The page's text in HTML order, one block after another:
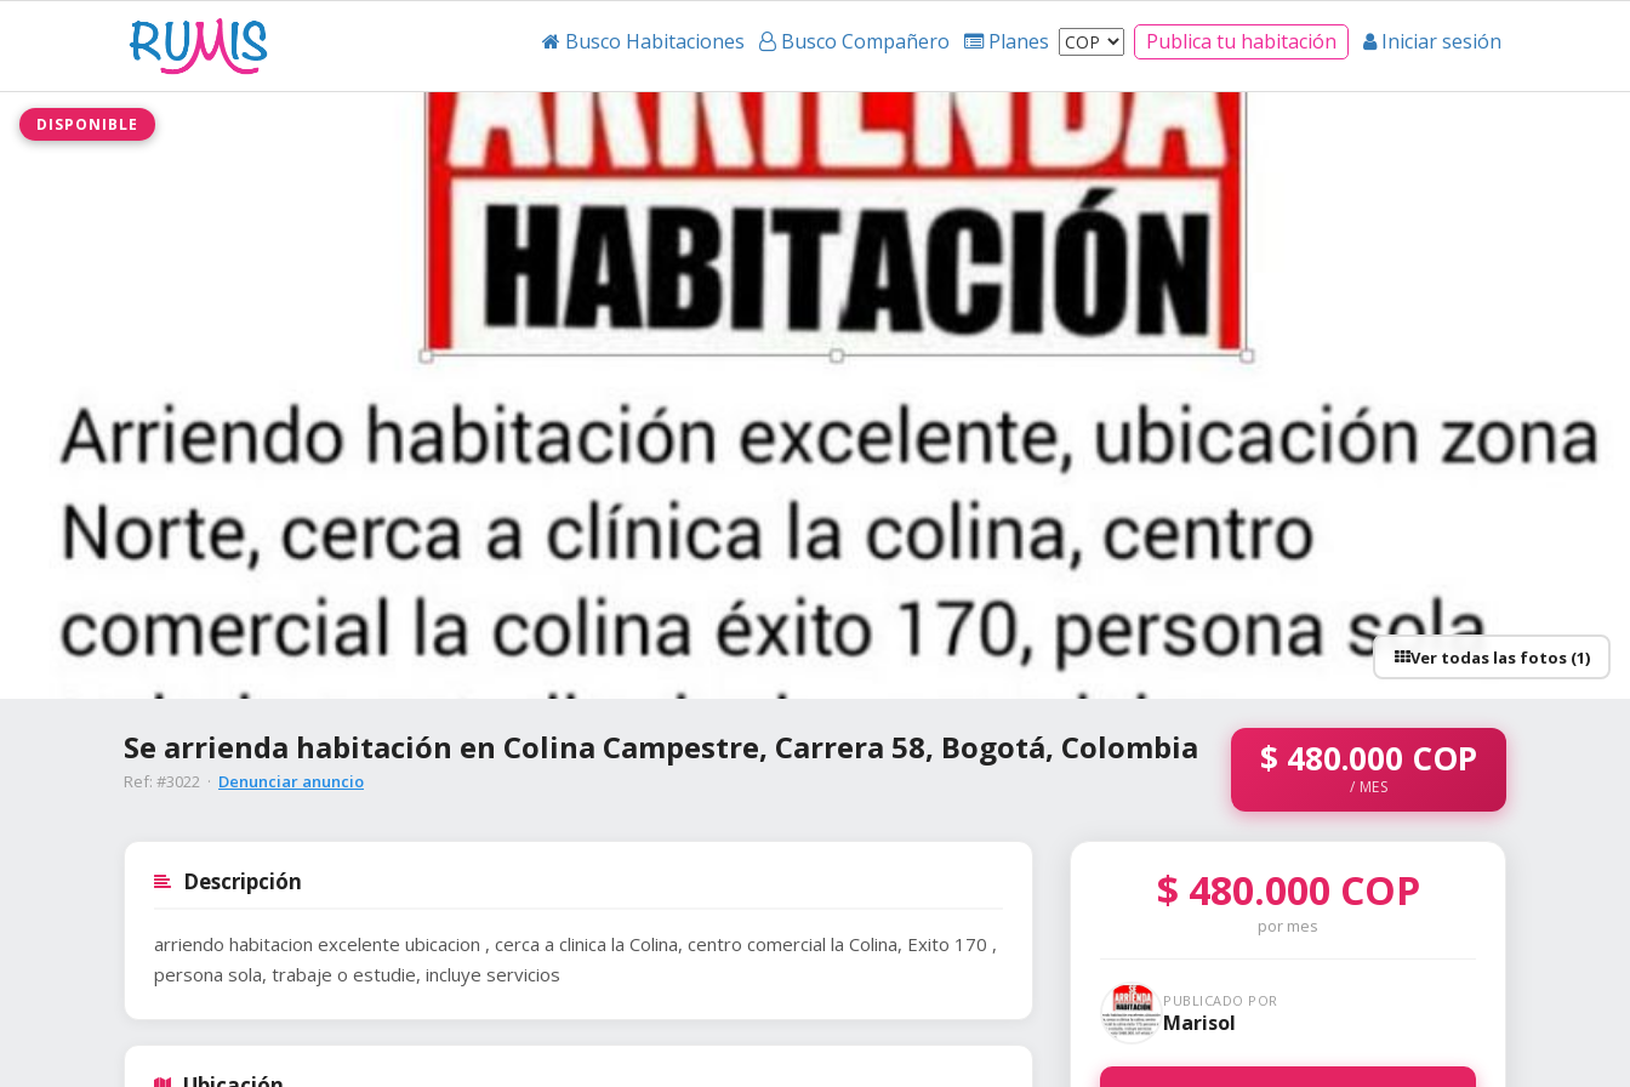
Busco Habitaciones Busco Compañero Planes Publica tu habitación Iniciar sesión
DISPONIBLE
Ver todas las fotos (1)
Se arrienda habitación en Colina Campestre, Carrera 58, Bogotá, Colombia
Ref: #3022 · Denunciar anuncio
$ 480.000 COP
/ MES
Descripción
arriendo habitacion excelente ubicacion , cerca a clinica la Colina, centro comercial la Colina, Exito 170 ,
persona sola, trabaje o estudie, incluye servicios
$ 480.000 COP
por mes
PUBLICADO POR
Marisol